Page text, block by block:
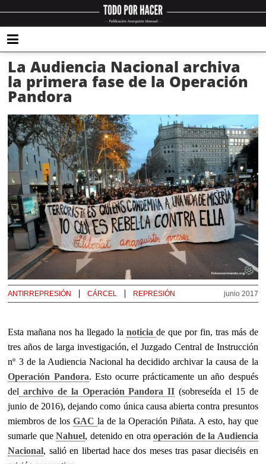
La Audiencia Nacional archiva
la primera fase de la Operación
Pandora
junio 2017
ANTIRREPRESIÓN CÁRCEL REPRESIÓN
Esta mañana nos ha llegado lanoticia de que por fin, tras más de
tres años de larga investigación, el Juzgado Central de Instrucción
nº 3 de la Audiencia Nacional ha decidido archivar la causa de la
Operación Pandora. Esto ocurre prácticamente un año después
del archivo de la Operación Pandora II (sobreseída el 15 de
junio de 2016), dejando como única causa abierta contra presuntos
miembros de losGACla de la Operación Piñata. A esto, hay que
sumarle queNahuel, detenido en otraoperación de la Audiencia
Nacional, salió en libertad hace dos meses tras pasar dieciséis en